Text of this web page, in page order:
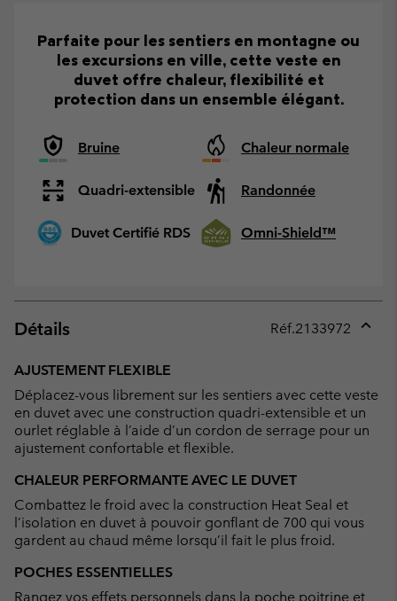
Parfaite pour les sentiers en montagne ou
les excursions en ville, cette veste en
duvet offre chaleur, flexibilité et
protection dans un ensemble élégant.
Bruine Chaleur normale
Quadri-extensible Randonnée
Duvet Certifié RDS Omni-Shield™
Détails Réf.2133972
AJUSTEMENT FLEXIBLE
Déplacez-vous librement sur les sentiers avec cette veste
en duvet avec une construction quadri-extensible et un
ourlet réglable à l’aide d’un cordon de serrage pour un
ajustement confortable et flexible.
CHALEUR PERFORMANTE AVEC LE DUVET
Combattez le froid avec la construction Heat Seal et
l’isolation en duvet à pouvoir gonflant de 700 qui vous
gardent au chaud même lorsqu’il fait le plus froid.
POCHES ESSENTIELLES
Rangez vos effets personnels dans la poche poitrine et